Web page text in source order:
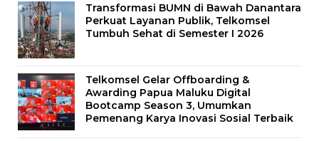
Transformasi BUMN di Bawah Danantara
Perkuat Layanan Publik, Telkomsel
Tumbuh Sehat di Semester I 2026
Telkomsel Gelar Offboarding &
Awarding Papua Maluku Digital
Bootcamp Season 3, Umumkan
Pemenang Karya Inovasi Sosial Terbaik